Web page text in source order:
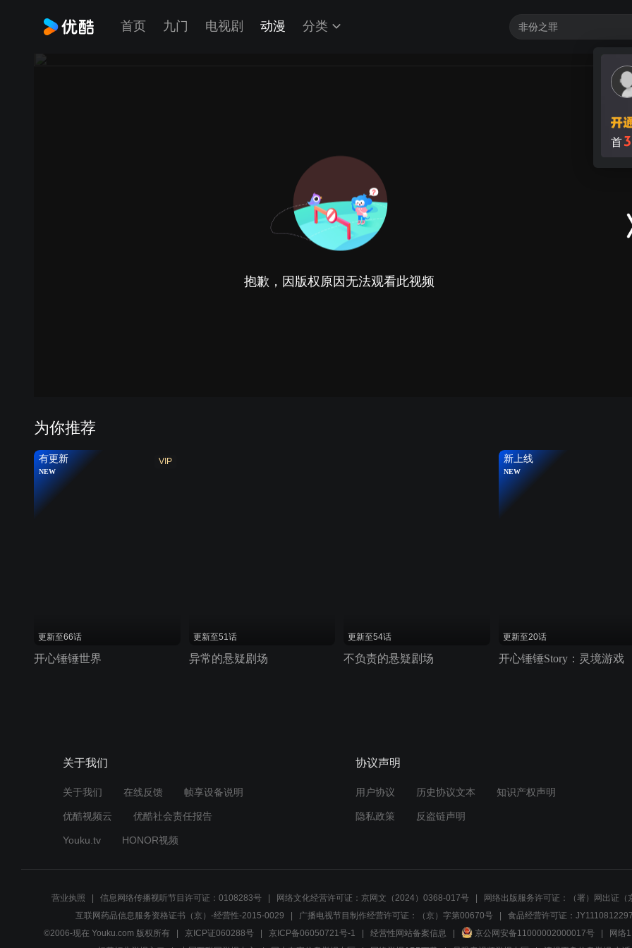
首页 九门 电视剧 动漫 分类
首3
抱歉，因版权原因无法观看此视频
为你推荐
VIP
有更新
NEW
更新至66话
开心锤锤世界
更新至51话
异常的悬疑剧场
更新至54话
不负责的悬疑剧场
新上线
NEW
更新至20话
开心锤锤Story：灵境游戏
关于我们
关于我们 在线反馈 帧享设备说明
优酷视频云 优酷社会责任报告
Youku.tv HONOR视频
协议声明
用户协议 历史协议文本 知识产权声明
隐私政策 反盗链声明
营业执照 信息网络传播视听节目许可证：0108283号 网络文化经营许可证：京网文（2024）0368-017号
网络出版服务许可证：（署）网出证（
互联网药品信息服务资格证书（京）-经营性-2015-0029
广播电视节目制作经营许可证：（京）字第00670号
食品经营许可证：
©2006-现在 Youku.com 版权所有
京ICP证060288号 京ICP备06050721号-1 经营性网站备案信息 京公网安备11000002000017号
网络